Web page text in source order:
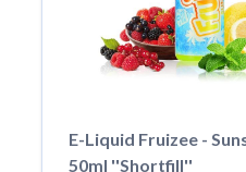
E-Liquid Fruizee -
50ml ''Shortfill''